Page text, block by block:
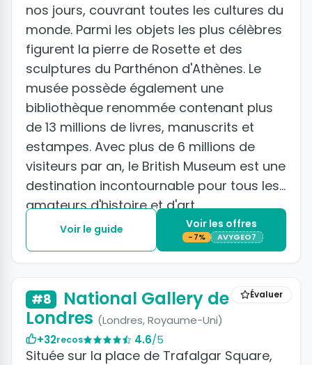
nos jours, couvrant toutes les cultures du
monde. Parmi les objets les plus célèbres
figurent la pierre de Rosette et des
sculptures du Parthénon d'Athènes. Le
musée possède également une
bibliothèque renommée contenant plus
de 13 millions de livres, manuscrits et
estampes. Avec plus de 6 millions de
visiteurs par an, le British Museum est une
destination incontournable pour tous les
amateurs d'histoire et d'art.
Voir le guide Voir les offres
-7% AVYGEO7
Évaluer
#8
National Gallery de
Londres (Londres, Royaume-Uni)
+32recos 4.6/5
Située sur la place de Trafalgar Square,